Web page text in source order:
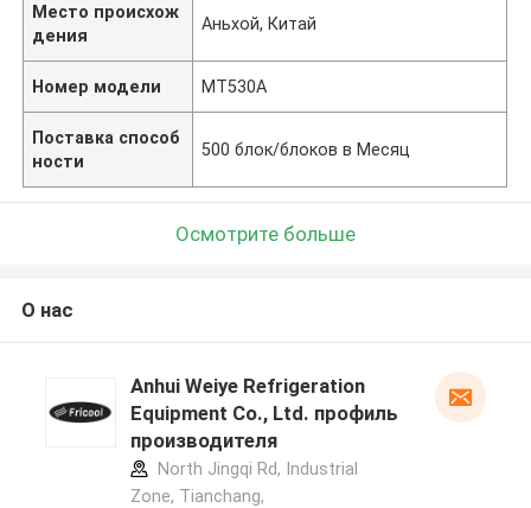
Место происхож
дения
Аньхой, Китай
Номер модели MT530A
Поставка способ
ности
500 блок/блоков в Месяц
Осмотрите больше
О нас
Anhui Weiye Refrigeration
Equipment Co., Ltd. профиль
производителя
North Jingqi Rd, Industrial
Zone, Tianchang,